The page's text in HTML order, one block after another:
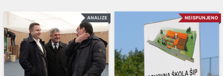
ANALIZE NEISPUNJENO